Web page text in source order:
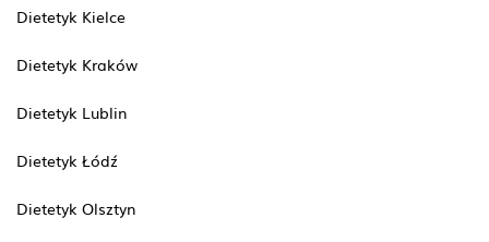
Dietetyk Kielce
Dietetyk Kraków
Dietetyk Lublin
Dietetyk Łódź
Dietetyk Olsztyn